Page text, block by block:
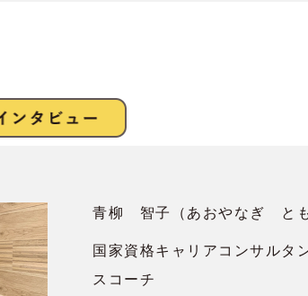
青柳 智子（あおやなぎ とも
国家資格キャリアコンサルタ
スコーチ